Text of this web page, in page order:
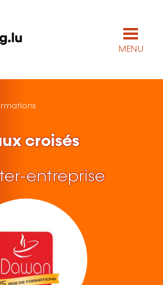
MENU
croisés
entreprise